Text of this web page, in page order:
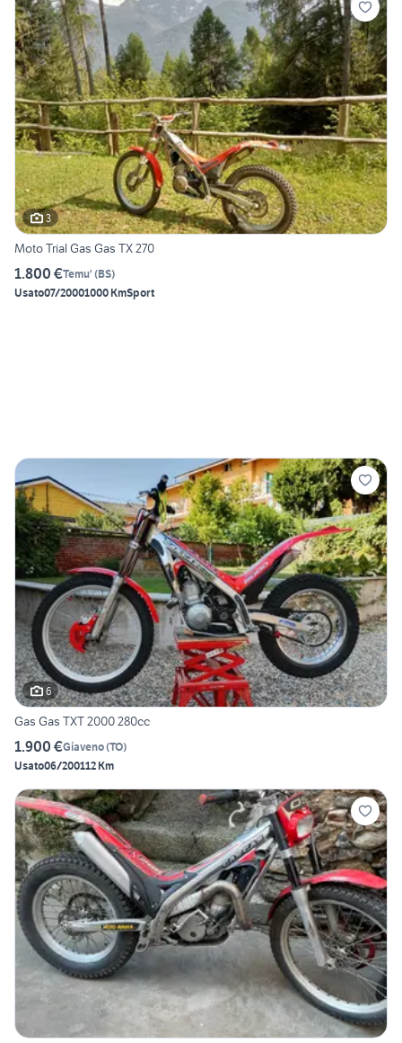
3
Moto Trial Gas Gas TX 270
1.800 €Temu' (BS)
Usato07/20001000 KmSport
6
Gas Gas TXT 2000 280cc
1.900 €Giaveno(TO)
Usato06/200112 Km